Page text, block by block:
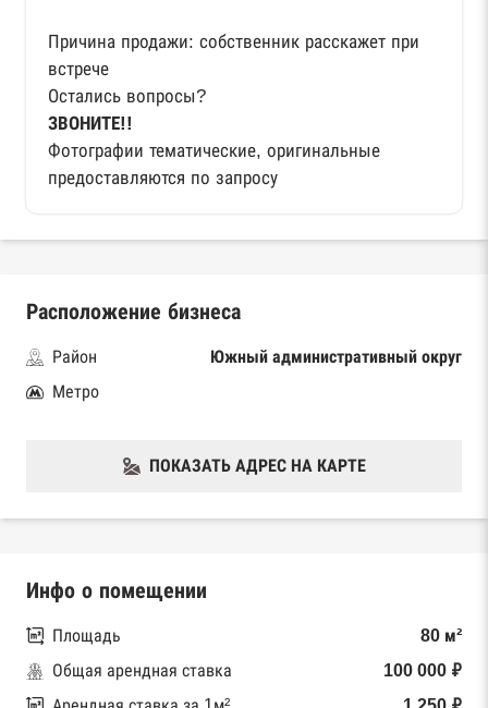
Причина продажи: собственник расскажет при
встрече
Остались вопросы?
ЗВОНИТЕ!!
Фотографии тематические, оригинальные
предоставляются по запросу
Расположение бизнеса
Район
Южный административный округ
Метро
ПОКАЗАТЬ АДРЕС НА КАРТЕ
Инфо о помещении
Площадь
80 м²
Общая арендная ставка
100 000 ₽